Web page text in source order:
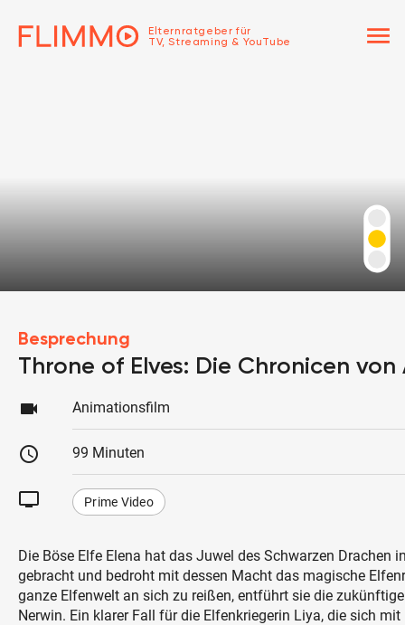
Elternratgeber für
TV, Streaming & YouTube
menu
Besprechung
Throne of Elves: Die Chronicen von
videocam Animationsfilm
schedule 99 Minuten
tv Prime Video
Die Böse Elfe Elena hat das Juwel des Schwarzen Drachen
gebracht und bedroht mit dessen Macht das magische
ganze Elfenwelt an sich zu reißen, entführt sie die
Nerwin. Ein klarer Fall für die Elfenkriegerin Liya, die sich